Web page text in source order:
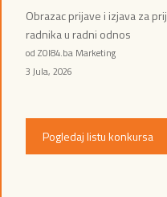
Obrazac prijave i izjava za
radnika u radni odnos
od ZOI84.ba Marketing
3 Jula, 2026
Pogledaj listu konkursa